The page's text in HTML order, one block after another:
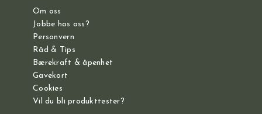
Om oss
Jobbe hos oss?
Personvern
Råd & Tips
Bærekraft & åpenhet
Gavekort
Cookies
Vil du bli produkttester?